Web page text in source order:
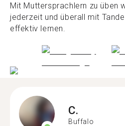
Mit Muttersprachlern zu üben
jederzeit und überall mit
effektiv lernen.
C.
Buffalo